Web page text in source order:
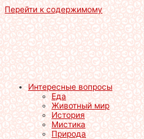
Перейти к содержимому
Интересные вопросы
Еда
Животный мир
История
Мистика
Природа